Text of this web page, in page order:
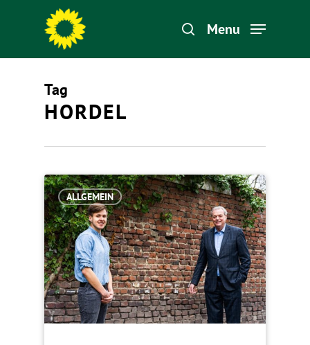
Hit enter to search or ESC to close
Menu
Tag
HORDEL
ALLGEMEIN